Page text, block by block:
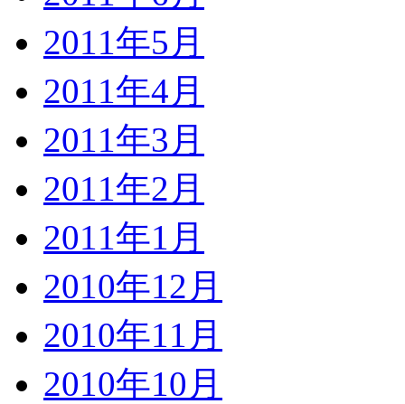
2011年5月
2011年4月
2011年3月
2011年2月
2011年1月
2010年12月
2010年11月
2010年10月